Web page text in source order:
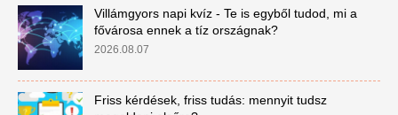
Villámgyors napi kvíz - Te is egyből tudod, mi a
fővárosa ennek a tíz országnak?
2026.08.07
Friss kérdések, friss tudás: mennyit tudsz